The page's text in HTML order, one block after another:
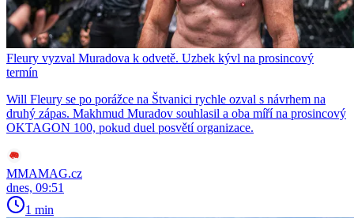
Fleury vyzval Muradova k odvetě. Uzbek kývl na prosincový
termín
Will Fleury se po porážce na Štvanici rychle ozval s návrhem na
druhý zápas. Makhmud Muradov souhlasil a oba míří na prosincový
OKTAGON 100, pokud duel posvětí organizace.
MMAMAG.cz
dnes, 09:51
1 min